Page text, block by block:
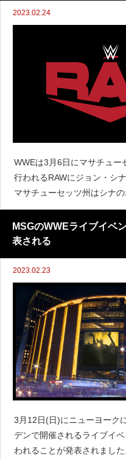
2023.02.24
WWEは3月6日にマサチュー
行われるRAWにジョン・シ
マサチューセッツ州はシナ
leTix』によると、シナの影
れたと伝えています。この
MSGのWWEライブイベ
表される
2023.02.23
3月12日(日)にニューヨーク
デンで開催されるライブイ
われることが発表されまし